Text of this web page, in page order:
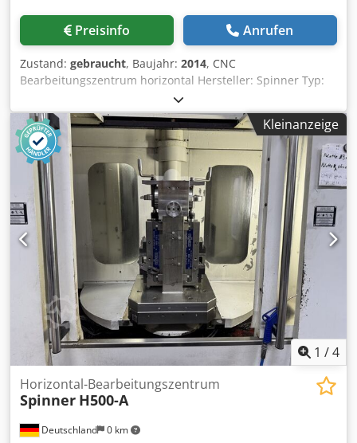
Preisinfo Anrufen
Zustand: gebraucht, Baujahr: 2014, CNC
Bearbeitungszentrum horizontal Hersteller: Spinner Typ:
H630-A Baujahr: 2014 Steuerung: Fanuc 0iMD
Verfahrwege: X/Y/Z: 1.000 x 850 x 950 mm Frässpindel bis
10.000 U/min. mit „In-Line“ Direktantrieb
Werkzeugkegelgröße 40 Crjdozqy I Hepfx Aizof
Ausblaseinrichtung für Spindelkegel 4. Achse Rundtisch 2-
fach-Palettenwechsler: 2x 630 x 630 mm High-Speed
automatischer Werkzeugwechsler 100-fach
Werkzeugwechsler Horizontale Fräs- und Bohrbearbeitung
Mehrseitenbearbeitung in Verbindung mit Rundtisch als 4.
Achse Glasmaßstäbe in allen Achsen Laser-
Werkzeugvermessung Werkstück-Messtaster RENISHAW
IKZ 40 Bar Spritzschutzverkleidung Hochdruckspülung
Arbeitsraumleuchte 3826ä
Kleinanzeige
1 /4
Deutschland 0 km
Horizontal-Bearbeitungszentrum
Spinner H500-A